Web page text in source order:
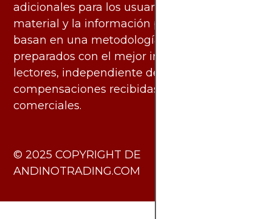
adicionales para los usuarios. Todo el
material y la información publicados se
basan en una metodología imparcial y están
preparados con el mejor interés de los
lectores, independiente de las
compensaciones recibidas de socios
comerciales.
​© 2025 COPYRIGHT DE
ANDINOTRADING.COM